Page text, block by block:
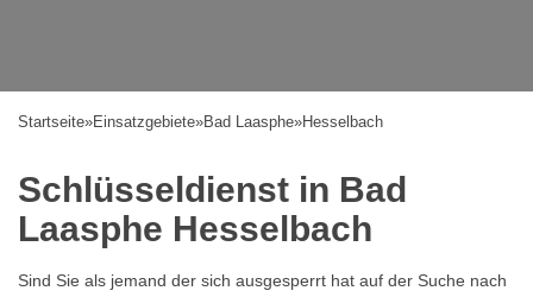
Startseite»Einsatzgebiete»Bad Laasphe»Hesselbach
Schlüsseldienst in Bad
Laasphe Hesselbach
Sind Sie als jemand der sich ausgesperrt hat auf der Suche nach